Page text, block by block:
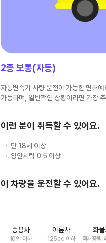
2종 보통(자동)
자동변속기 차량 운전이 가능한 면허
가능하며, 일반적인 상황이라면 가장
이런 분이 취득할 수 있어요.
만 18세 이상
양안시력 0.5 이상
이 차량을 운전할 수 있어요.
승용차
10인 이하
이륜차
125cc 이하
화
적재중량